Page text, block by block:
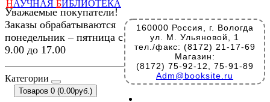
НАУЧНАЯ БИБЛИОТЕКА
160000 Россия, г. Вологда
ул. М. Ульяновой, 1
тел./факс: (8172) 21-17-69
Магазин:
(8172) 75-92-12, 75-91-89
Adm@booksite.ru
Уважаемые покупатели!
Заказы обрабатываются
понедельник – пятница с
9.00 до 17.00
Категории
Товаров 0 (0.00руб.)